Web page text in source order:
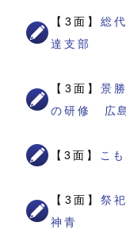
【3面】総
達支部
【3面】景
の研修 広
【3面】 こ
【3面】祭
神青